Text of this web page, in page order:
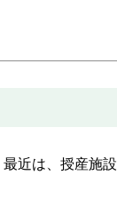
近は、授産施設